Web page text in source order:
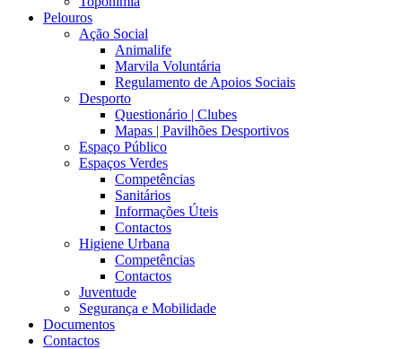
Pelouros
Ação Social
Animalife
Marvila Voluntária
Regulamento de Apoios Sociais
Desporto
Questionário | Clubes
Mapas | Pavilhões Desportivos
Espaço Público
Espaços Verdes
Competências
Sanitários
Informações Úteis
Contactos
Higiene Urbana
Competências
Contactos
Juventude
Segurança e Mobilidade
Documentos
Contactos